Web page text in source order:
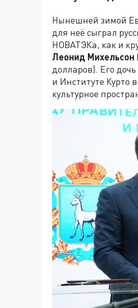
Нынешней зимой
для неё сыграл
НОВАТЭКа, как и
Леонид Михельсон
долларов). Его
и Институте Курто
культурное